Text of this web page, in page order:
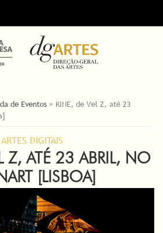
de Eventos » KINE, de Vel Z, até 23
ARTES DIGITAIS
Z, ATÉ 23 ABRIL, NO
[LISBOA]